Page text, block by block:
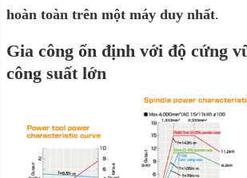
hoàn toàn trên một máy duy nhất.
Gia công ổn định với độ cứng
công suất lớn